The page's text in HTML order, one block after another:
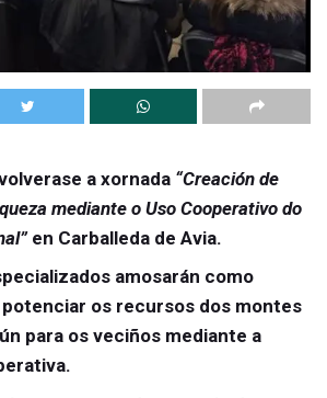
a xornada “Creación de
mediante o Uso Cooperativo do
en Carballeda de Avia.
amosarán como
os recursos dos montes
para os veciños mediante a